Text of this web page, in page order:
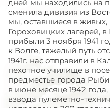
дней мы находились на
сменила дивизия из
мы, оставшиеся в
Гороховицких лагерей, в
прибыли 3 ноября 1941
к Волге, тяжелый путь
1941г. нас отправили в
пехотное училище в
предместье города
в июне месяце 1942
взвода пулеметно-